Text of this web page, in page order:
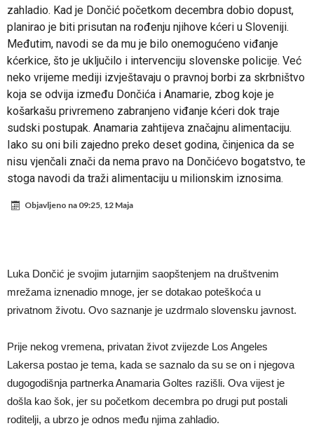
zahladio. Kad je Dončić početkom decembra dobio dopust,
planirao je biti prisutan na rođenju njihove kćeri u Sloveniji.
Međutim, navodi se da mu je bilo onemogućeno viđanje
kćerkice, što je uključilo i intervenciju slovenske policije. Već
neko vrijeme mediji izvještavaju o pravnoj borbi za skrbništvo
koja se odvija između Dončića i Anamarie, zbog koje je
košarkašu privremeno zabranjeno viđanje kćeri dok traje
sudski postupak. Anamaria zahtijeva značajnu alimentaciju.
Iako su oni bili zajedno preko deset godina, činjenica da se
nisu vjenčali znači da nema pravo na Dončićevo bogatstvo, te
stoga navodi da traži alimentaciju u milionskim iznosima.
Objavljeno na 09:25, 12 Maja
Luka Dončić je svojim jutarnjim saopštenjem na društvenim
mrežama iznenadio mnoge, jer se dotakao poteškoća u
privatnom životu. Ovo saznanje je uzdrmalo slovensku javnost.
Prije nekog vremena, privatan život zvijezde Los Angeles
Lakersa postao je tema, kada se saznalo da su se on i njegova
dugogodišnja partnerka Anamaria Goltes razišli. Ova vijest je
došla kao šok, jer su početkom decembra po drugi put postali
roditelji, a ubrzo je odnos među njima zahladio.